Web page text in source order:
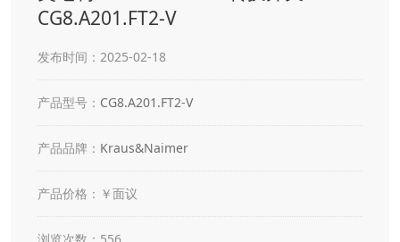
CG8.A201.FT2-V
发布时间：2025-02-18
产品型号： CG8.A201.FT2-V
产品品牌： Kraus&Naimer
产品价格：￥面议